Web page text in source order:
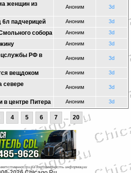
женщин из
Аноним 3d
6л падчерицей Аноним 3d
собора Аноним 3d
Аноним 3d
РФ в
Аноним 3d
вещдоком Аноним 3d
севере
Аноним 3d
в центре Питера Аноним 3d
4 5 6 7 ... 20
за достоверность информации